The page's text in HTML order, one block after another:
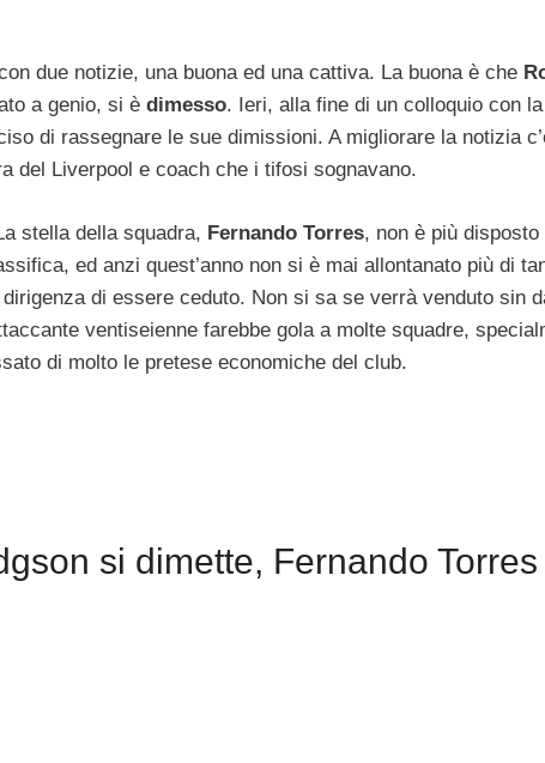
due notizie, una buona ed una cattiva. La buona è che
a genio, si è dimesso. Ieri, alla fine di un colloquio con la
di rassegnare le sue dimissioni. A migliorare la notizia
del Liverpool e coach che i tifosi sognavano.
stella della squadra, Fernando Torres, non è più disposto
ed anzi quest’anno non si è mai allontanato più di
di essere ceduto. Non si sa se verrà venduto sin
ventiseienne farebbe gola a molte squadre,
di molto le pretese economiche del club.
si dimette, Fernando Torres